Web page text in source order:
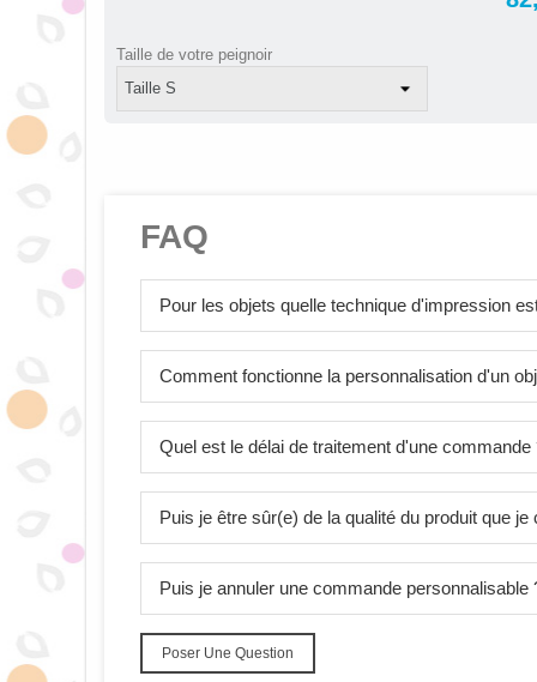
Taille de votre peignoir
FAQ
Pour les objets quelle technique d'impression
Comment fonctionne la personnalisation d'un
Quel est le délai de traitement d'une commande
Puis je être sûr(e) de la qualité du produit que je
Puis je annuler une commande personnalisable
Poser Une Question